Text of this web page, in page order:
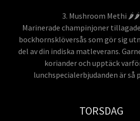
3. Mushroom Methi 🌶️🌶️
Marinerade champinjoner
bockhornsklöversås som gör sig
del av din indiska matleverans.
koriander och upptäck
lunchspecialerbjudanden är så
TORSDAG